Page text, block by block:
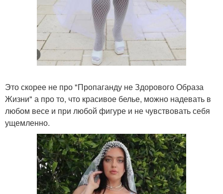
Это скорее не про "Пропаганду не Здорового Образа
Жизни" а про то, что красивое белье, можно надевать в
любом весе и при любой фигуре и не чувствовать себя
ущемленно.